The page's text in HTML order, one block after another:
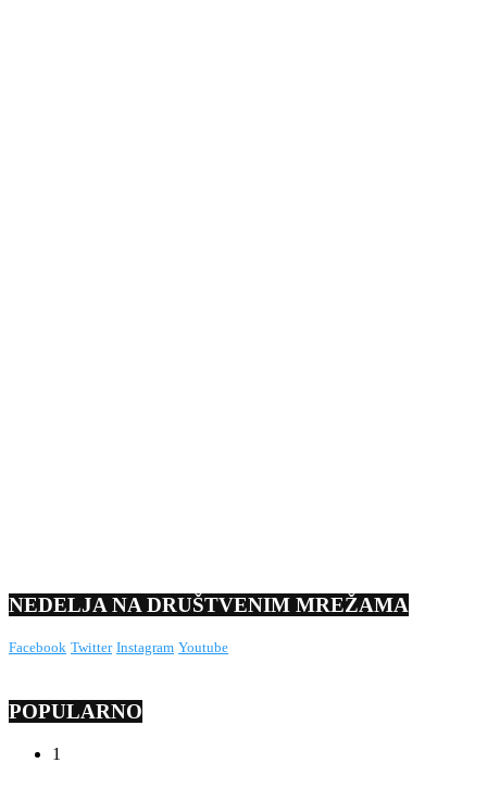
NEDELJA NA DRUŠTVENIM MREŽAMA
Facebook Twitter Instagram Youtube
POPULARNO
1